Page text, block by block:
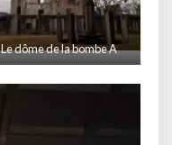
Le dôme de la bombe A